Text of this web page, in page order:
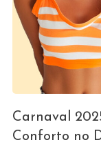
Carnaval
Conforto no